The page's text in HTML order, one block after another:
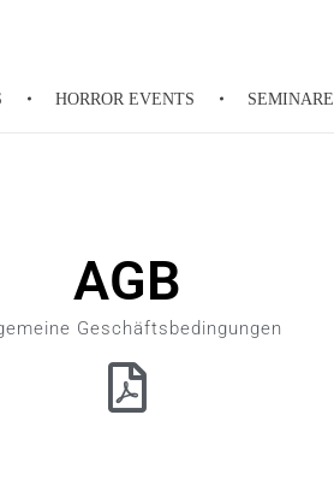
HORROR EVENTS SEMINARE
AGB
Geschäftsbedingungen